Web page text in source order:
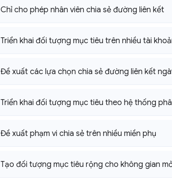
Chỉ cho phép nhân viên chia sẻ đường liên kết
Triển khai đối tượng mục tiêu trên nhiều tài
Đề xuất các lựa chọn chia sẻ đường liên kết
Triển khai đối tượng mục tiêu theo hệ thống
Đề xuất phạm vi chia sẻ trên nhiều miền phụ
Tạo đối tượng mục tiêu rộng cho không gian